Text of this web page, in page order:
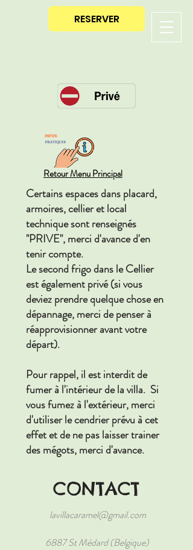
RESERVER
Retour Menu Principal
Certains espaces dans placard,
armoires, cellier et local
technique sont renseignés
"PRIVE", merci d'avance d'en
tenir compte.
Le second frigo dans le Cellier
est également privé (si vous
deviez prendre quelque chose en
dépannage, merci de penser à
réapprovisionner avant votre
départ).
Pour rappel, il est interdit de
fumer à l'intérieur de la villa. Si
vous fumez à l'extérieur, merci
d'utiliser le cendrier prévu à cet
effet et de ne pas laisser trainer
des mégots, merci d'avance.
CONTACT
lavillacaramel@gmail.com
6887 St Médard (Belgique)